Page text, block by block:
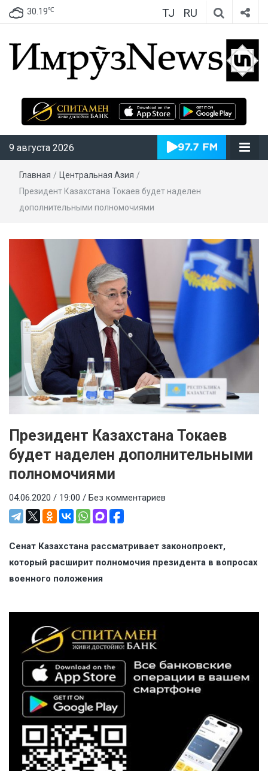
30.19℃ TJ RU
ИмрӯзNews
9 августа 2026
Главная / Центральная Азия /
Президент Казахстана Токаев будет наделен
дополнительными полномочиями
Президент Казахстана Токаев
будет наделен дополнительными
полномочиями
04.06.2020 / 19:00 / Без комментариев
Сенат Казахстана рассматривает законопроект,
который расширит полномочия президента в вопросах
военного положения